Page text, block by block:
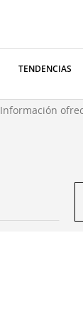
TENDENCIAS
Información